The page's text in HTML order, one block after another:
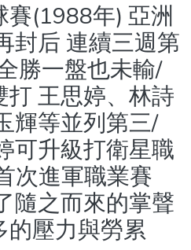
賽(1988年) 亞洲
封后 連續三週第
勝一盤也未輸/
王思婷、林詩
輝等並列第三/
可升級打衛星職
次進軍職業賽
隨之而來的掌聲
的壓力與勞累